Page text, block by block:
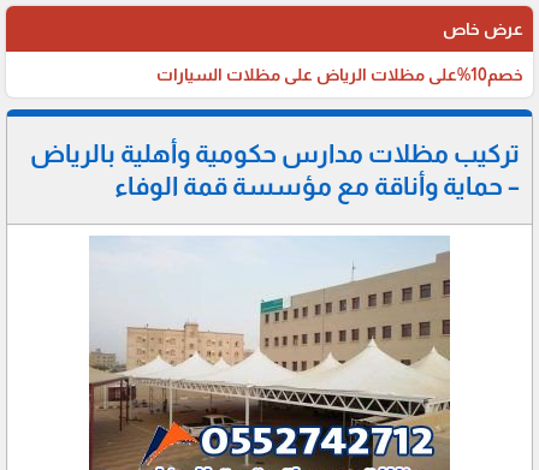
عرض خاص
خصم10%على مظلات الرياض على مظلات السيارات
تركيب مظلات مدارس حكومية وأهلية بالرياض
– حماية وأناقة مع مؤسسة قمة الوفاء